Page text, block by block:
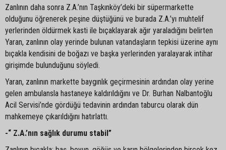
Zanlının daha sonra Z.A.’nın Taşkınköy’deki bir süpermarkette
olduğunu öğrenerek peşine düştüğünü ve burada Z.A.’yı muhtelif
yerlerinden öldürmek kasti ile bıçaklayarak ağır yaraladığını belirten
Yaran, zanlının olay yerinde bulunan vatandaşların tepkisi üzerine aynı
bıçakla kendisini de boğazı ve başka yerlerinden yaralayarak intihar
girişimde bulunduğunu söyledi.
Yaran, zanlının markette baygınlık geçirmesinin ardından olay yerine
gelen ambulansla hastaneye kaldırıldığını ve Dr. Burhan Nalbantoğlu
Acil Servisi’nde gördüğü tedavinin ardından taburcu olarak dün
mahkemeye çıkarıldığını hatırlattı.
-“ Z.A.’nın sağlık durumu stabil”